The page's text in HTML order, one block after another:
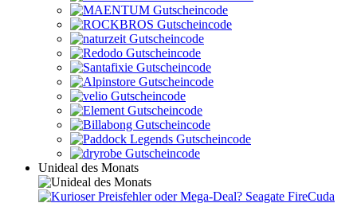
Unideal des Monats